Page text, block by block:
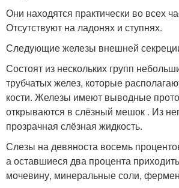
Они находятся практически во всех
Отсутствуют на ладонях и ступнях.
Следующие железы внешней
Состоят из нескольких групп
трубчатых желез, которые
кости. Железы имеют выводные
открываются в слёзный мешок . Из
прозрачная слёзная жидкость.
Слезы на девяноста восемь
а оставшиеся два процента
мочевину, минеральные соли,